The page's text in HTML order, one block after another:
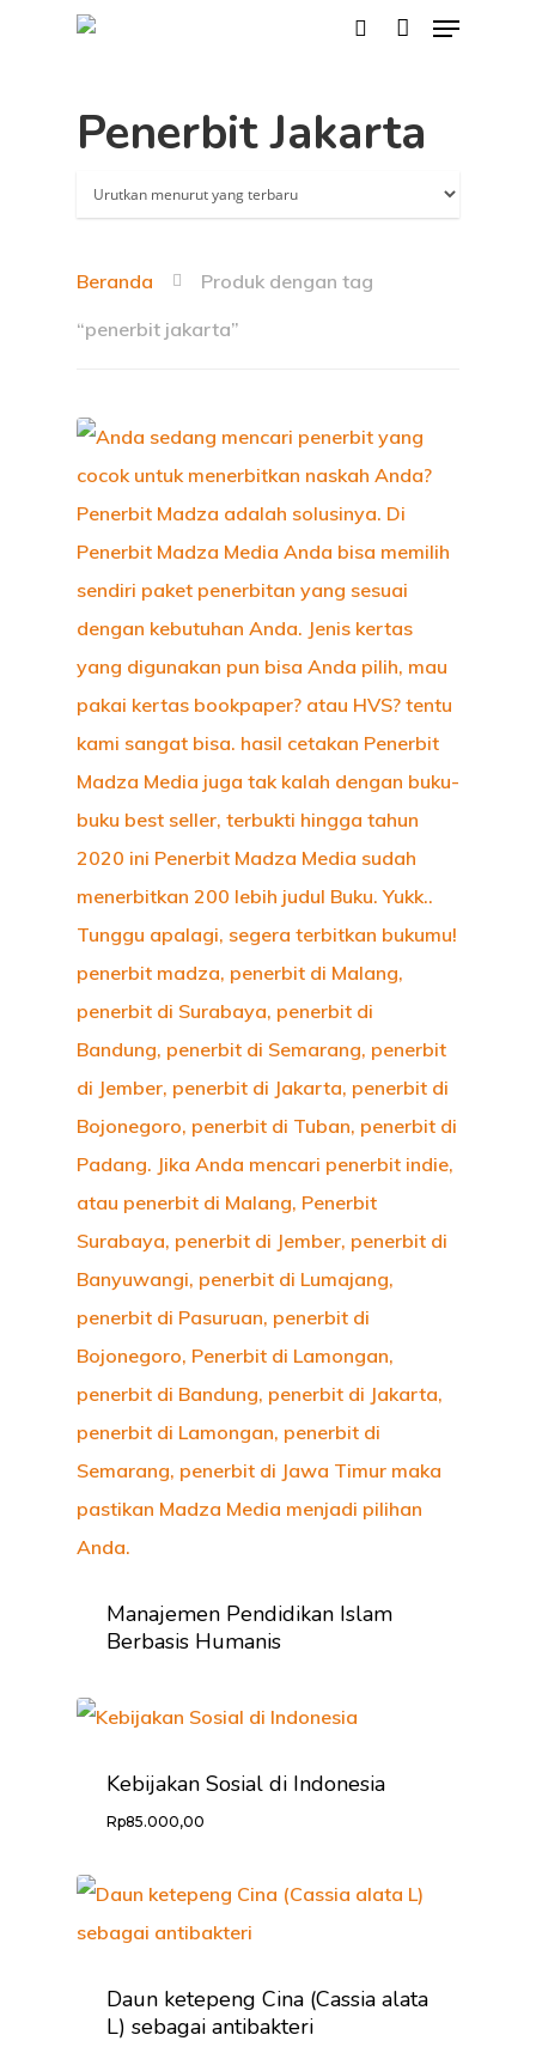
Hit enter to search or ESC to close
Penerbit Jakarta
Beranda
Produk dengan tag
“penerbit jakarta”
Manajemen Pendidikan Islam
Berbasis Humanis
Kebijakan Sosial di Indonesia
Rp85.000,00
Daun ketepeng Cina (Cassia alata
L) sebagai antibakteri